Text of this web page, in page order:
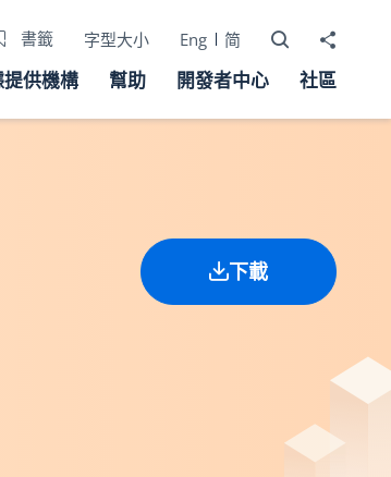
書籤 字型大小 Eng 简 打開搜尋器
分享至
供機構 幫助 開發者中心 社區
下載